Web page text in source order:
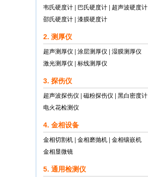
韦氏硬度计
巴氏硬度计
超声波硬度计
邵氏硬度计
漆膜硬度计
2. 测厚仪
超声测厚仪 涂层测厚仪
湿膜测厚仪
激光测厚仪
标线测厚仪
3. 探伤仪
超声波探伤仪 磁粉探伤仪
黑白密度计
电火花检测仪
4. 金相设备
金相切割机 金相磨抛机
金相镶嵌机
金相显微镜
5. 通用检测仪